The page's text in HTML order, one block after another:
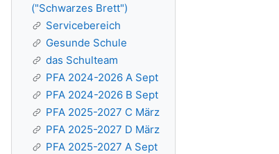
("Schwarzes Brett")
Servicebereich
Gesunde Schule
das Schulteam
PFA 2024-2026 A Sept
PFA 2024-2026 B Sept
PFA 2025-2027 C März
PFA 2025-2027 D März
PFA 2025-2027 A Sept